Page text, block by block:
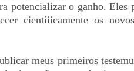
potencializar o ganho. Eles
cientíiicamente os
meus primeiros